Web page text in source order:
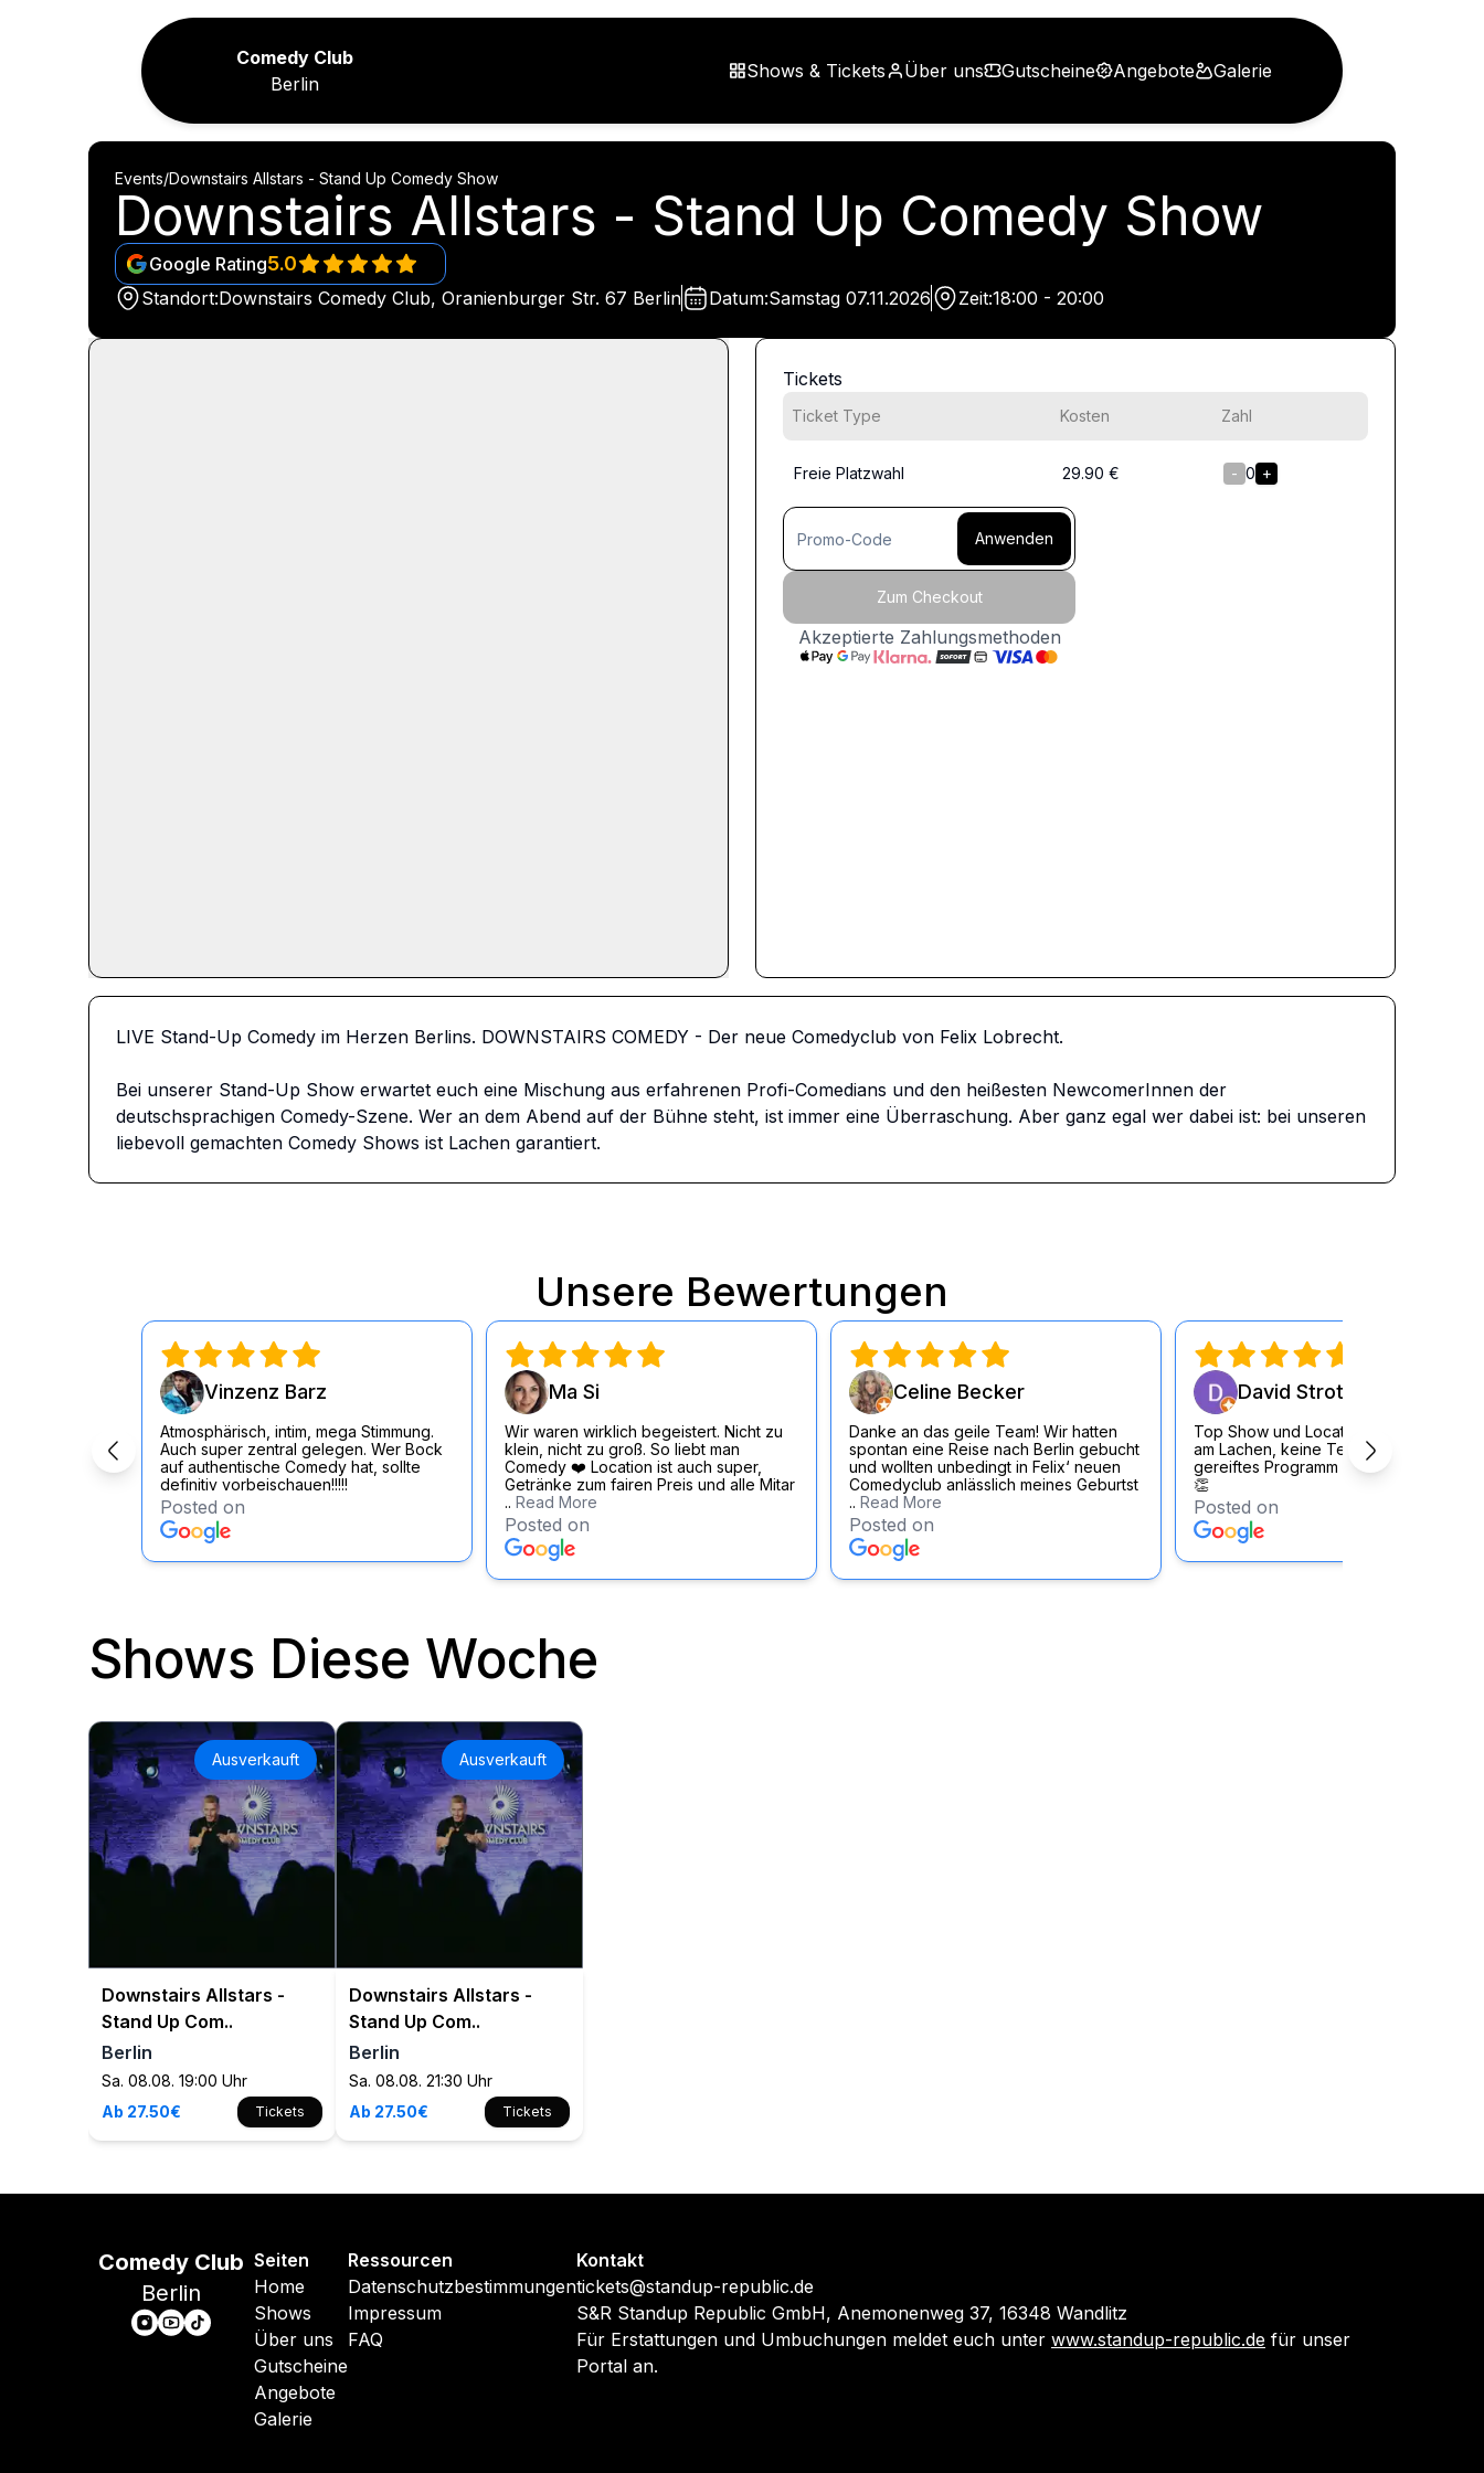
Comedy Club
Berlin
Shows & Tickets Über uns Gutscheine Angebote Galerie
Events/Downstairs Allstars - Stand Up Comedy Show
Downstairs Allstars - Stand Up Comedy Show
Google Rating5.0
Standort:Downstairs Comedy Club, Oranienburger Str. 67 Berlin Datum:Samstag 07.11.2026 Zeit:18:00 - 20:00
Tickets
Ticket Type Kosten Zahl
Freie Platzwahl 29.90 € - 0 +
Anwenden
Zum Checkout
Akzeptierte Zahlungsmethoden
LIVE Stand-Up Comedy im Herzen Berlins. DOWNSTAIRS COMEDY - Der neue Comedyclub von Felix Lobrecht.
Bei unserer Stand-Up Show erwartet euch eine Mischung aus erfahrenen Profi-Comedians und den heißesten NewcomerInnen der
deutschsprachigen Comedy-Szene. Wer an dem Abend auf der Bühne steht, ist immer eine Überraschung. Aber ganz egal wer dabei ist: bei unseren
liebevoll gemachten Comedy Shows ist Lachen garantiert.
Unsere Bewertungen
Vinzenz Barz
Atmosphärisch, intim, mega Stimmung.
Auch super zentral gelegen. Wer Bock
auf authentische Comedy hat, sollte
definitiv vorbeischauen!!!!!
Posted on
Ma Si
Wir waren wirklich begeistert. Nicht zu
klein, nicht zu groß. So liebt man
Comedy ❤️ Location ist auch super,
Getränke zum fairen Preis und alle Mitar
.. Read More
Posted on
Celine Becker
Danke an das geile Team! Wir hatten
spontan eine Reise nach Berlin gebucht
und wollten unbedingt in Felix‘ neuen
Comedyclub anlässlich meines Geburtst
.. Read More
Posted on
David Strott
Top Show und Location, durchgängig
am Lachen, keine Testouts sondern
gereiftes Programm der KünstlerInnen
👏
Posted on
Shows Diese Woche
Ausverkauft
Downstairs Allstars -
Stand Up Com..
Berlin
Sa. 08.08. 19:00 Uhr
Ab 27.50€
Tickets
Ausverkauft
Downstairs Allstars -
Stand Up Com..
Berlin
Sa. 08.08. 21:30 Uhr
Ab 27.50€
Tickets
Comedy Club
Berlin
Seiten
Home
Shows
Über uns
Gutscheine
Angebote
Galerie
Ressourcen
Datenschutzbestimmungen
Impressum
FAQ
Kontakt
tickets@standup-republic.de
S&R Standup Republic GmbH, Anemonenweg 37, 16348 Wandlitz
Für Erstattungen und Umbuchungen meldet euch unter www.standup-republic.de für unser
Portal an.